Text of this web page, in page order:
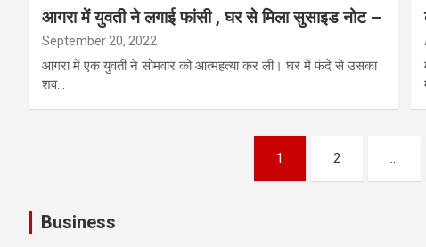
आगरा में युवती ने लगाई फांसी , घर से मिला सुसाइड नोट –
September 20, 2022
आगरा में एक युवती ने सोमवार को आत्महत्या कर ली। घर में फंदे से उसका
शव…
1 2
Business